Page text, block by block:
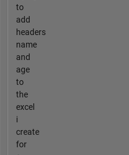
to
add
headers
name
and
age
to
the
excel
i
create
for